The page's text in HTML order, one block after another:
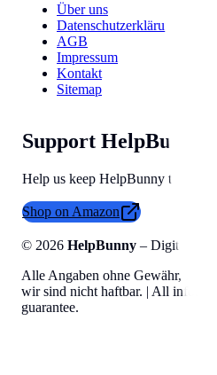
Über uns
Datenschutzerklärung
AGB
Impressum
Kontakt
Sitemap
Support HelpBunny
Help us keep HelpBunny tools
Shop on Amazon
© 2026 HelpBunny – Digital
Alle Angaben ohne Gewähr,
wir sind nicht haftbar. | All
guarantee.